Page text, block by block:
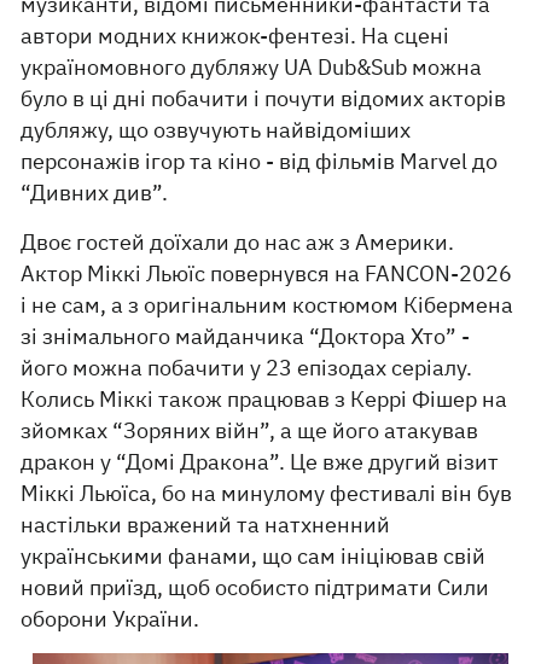
автори модних книжок-фентезі. На сцені
україномовного дубляжу UA Dub&Sub можна
було в ці дні побачити і почути відомих акторів
дубляжу, що озвучують найвідоміших
персонажів ігор та кіно - від фільмів Marvel до
“Дивних див”.
Двоє гостей доїхали до нас аж з Америки.
Актор Міккі Льюїс повернувся на FANCON-2026
і не сам, а з оригінальним костюмом Кібермена
зі знімального майданчика “Доктора Хто” -
його можна побачити у 23 епізодах серіалу.
Колись Міккі також працював з Керрі Фішер на
зйомках “Зоряних війн”, а ще його атакував
дракон у “Домі Дракона”. Це вже другий візит
Міккі Льюїса, бо на минулому фестивалі він був
настільки вражений та натхненний
українськими фанами, що сам ініціював свій
новий приїзд, щоб особисто підтримати Сили
оборони України.